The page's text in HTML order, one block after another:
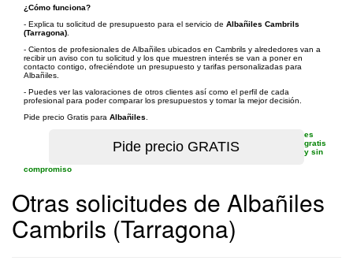
¿Cómo funciona?
- Explica tu solicitud de presupuesto para el servicio de Albañiles Cambrils
(Tarragona)
- Cientos de profesionales de Albañiles ubicados en Cambrils y alrededores van a
recibir un aviso con tu solicitud y los que muestren interés se van a poner en
contacto contigo, ofreciéndote un presupuesto y tarifas personalizadas para
Albañiles.
- Puedes ver las valoraciones de otros clientes así como el perfil de cada
profesional para poder comparar los presupuestos y tomar la mejor decisión.
Pide precio Gratis para Albañiles
es
gratis
y sin
compromiso
Otras solicitudes de Albañiles
Cambrils (Tarragona)